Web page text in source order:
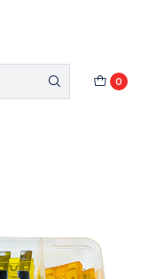
0
compra (Válido
vehículos